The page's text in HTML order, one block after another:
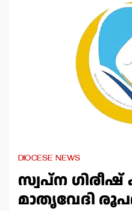
DIOCESE NEWS
സ്വപ്ന ഗിരീഷ്
മാതൃവേദി